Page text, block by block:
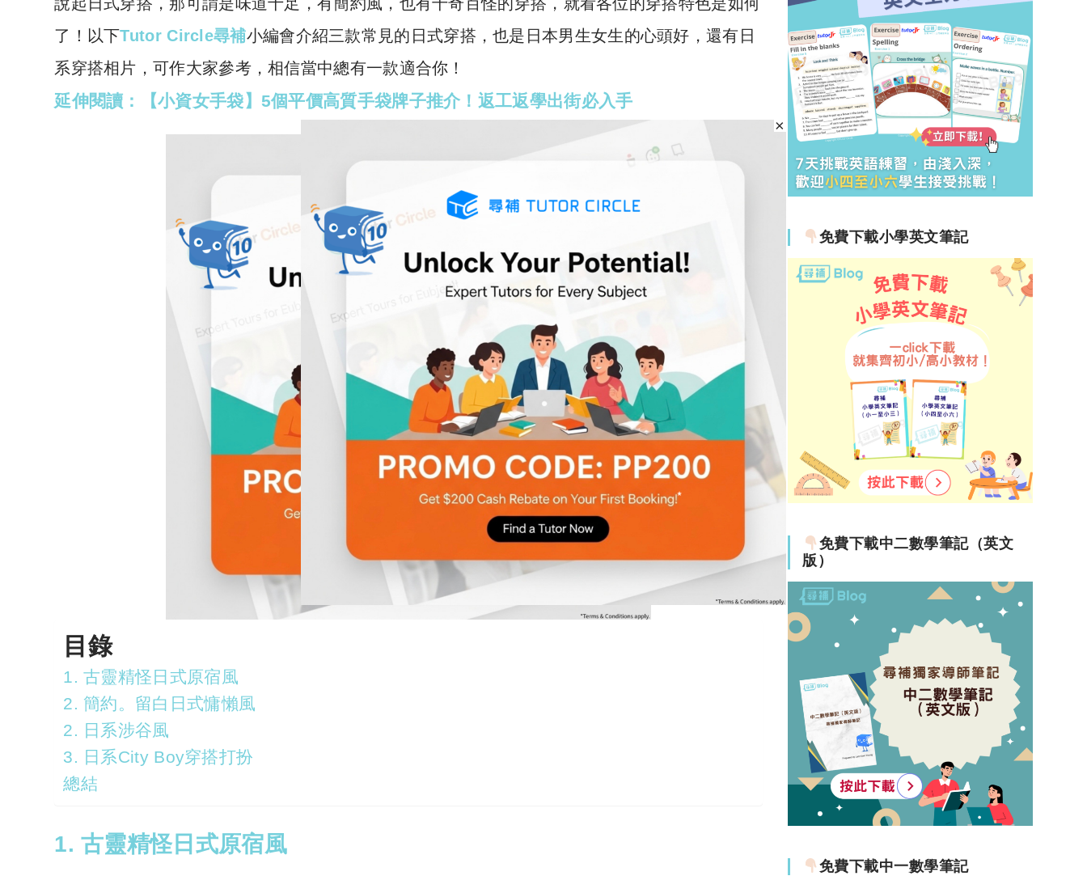
p
y
k
at
s
p
o
k
了！以下Tutor Circle尋補小編會介紹三款常見的日式穿搭，也是日本男生女生的心頭好，還有日
系穿搭相片，可作大家參考，相信當中總有一款適合你！
延伸閱讀：【小資女手袋】5個平價高質手袋牌子推介！返工返學出街必入手
目錄
1. 古靈精怪日式原宿風
2. 簡約。留白日式慵懶風
2. 日系涉谷風
3. 日系City Boy穿搭打扮
總結
1. 古靈精怪日式原宿風
免費下載小學英文筆記
免費下載中二數學筆記（英文
版）
免費下載中一數學筆記